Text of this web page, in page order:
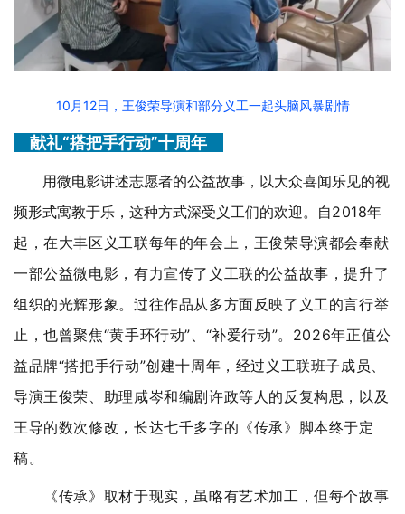
10月12日，王俊荣导演和部分义工一起头脑风暴剧情
献礼“搭把手行动”十周年
用微电影讲述志愿者的公益故事，以大众喜闻乐见的视
频形式寓教于乐，这种方式深受义工们的欢迎。自2018年
起，在大丰区义工联每年的年会上，王俊荣导演都会奉献
一部公益微电影，有力宣传了义工联的公益故事，提升了
组织的光辉形象。过往作品从多方面反映了义工的言行举
止，也曾聚焦“黄手环行动”、“补爱行动”。2026年正值公
益品牌“搭把手行动”创建十周年，经过义工联班子成员、
导演王俊荣、助理咸岑和编剧许政等人的反复构思，以及
王导的数次修改，长达七千多字的《传承》脚本终于定
稿。
《传承》取材于现实，虽略有艺术加工，但每个故事